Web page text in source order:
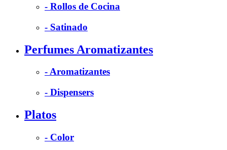
- Rollos de Cocina
- Satinado
Perfumes Aromatizantes
- Aromatizantes
- Dispensers
Platos
- Color